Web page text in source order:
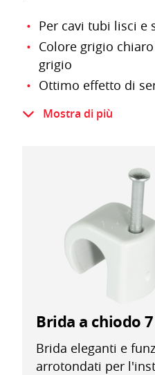
Per cavi tubi lisci e
Colore grigio
grigio
Ottimo effetto di
Poliammide
indeformabile
Resistente ai raggi
Chiodo in acciaio
Testa chiodo
Umweltschonend
Mostra di più
Brida a chiodo
Brida eleganti e
arrotondati per